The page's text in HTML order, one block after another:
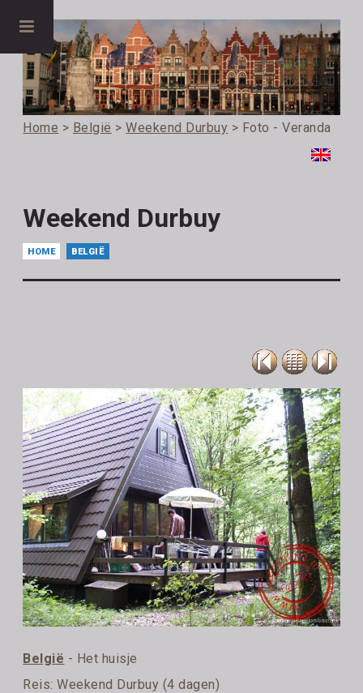
Home > België >Weekend Durbuy > Foto - Veranda
Weekend Durbuy
HOME BELGIË
België - Het huisje
Reis:Weekend Durbuy (4 dagen)